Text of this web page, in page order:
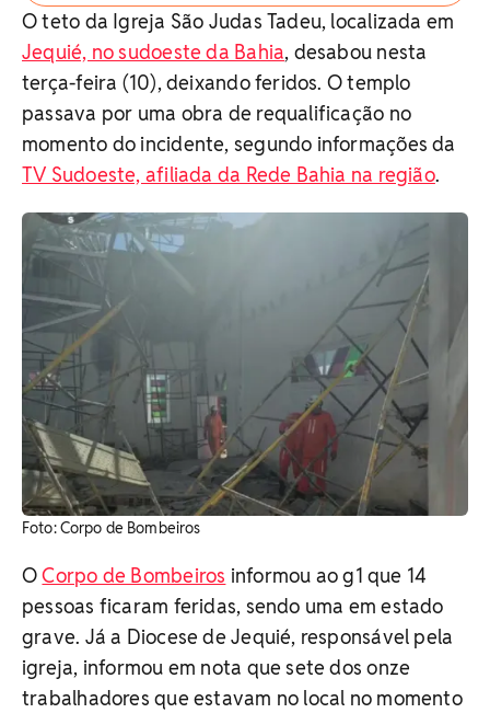
O teto da Igreja São Judas Tadeu, localizada em
Jequié, no sudoeste da Bahia, desabou nesta
terça-feira (10), deixando feridos. O templo
passava por uma obra de requalificação no
momento do incidente, segundo informações da
TV Sudoeste, afiliada da Rede Bahia na região.
Foto: Corpo de Bombeiros
OCorpo de Bombeiros informou ao g1 que 14
pessoas ficaram feridas, sendo uma em estado
grave. Já a Diocese de Jequié, responsável pela
igreja, informou em nota que sete dos onze
trabalhadores que estavam no local no momento